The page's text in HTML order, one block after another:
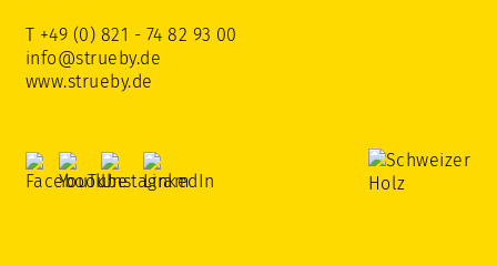
T +49 (0) 821 - 74 82 93 00
info@strueby.de
www.strueby.de